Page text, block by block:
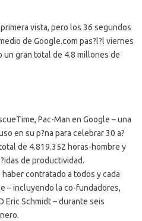
vista, pero los 36 segundos
de Google.com pas?l?l viernes
un gran total de 4.8 millones de
Pac-Man en Google – una
en su p?na para celebrar 30 a?
de 4.819.352 horas-hombre y
de productividad.
contratado a todos y cada
– incluyendo la co-fundadores,
Eric Schmidt – durante seis